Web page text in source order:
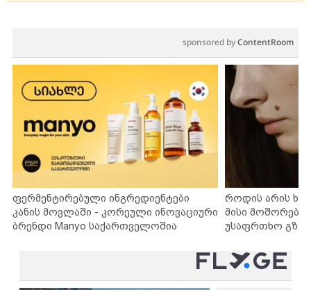
sponsored byContentRoom
ფერმენტირებული ინგრედიენტები
კანის მოვლაში - კორეული ინოვაციური
ბრენდი Manyo საქართველოშია
როდის არის
მისი
უსაფრთხო